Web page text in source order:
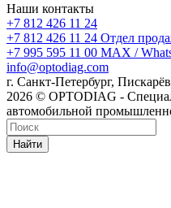
Наши контакты
+7 812 426 11 24
+7 812 426 11 24 Отдел
+7 995 595 11 00 MAX /
info@optodiag.com
г. Санкт-Петербург,
2026 © OPTODIAG -
автомобильной
Найти